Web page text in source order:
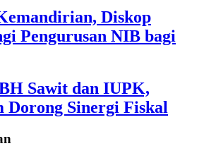
Diskop
Pengurusan NIB bagi
Sawit dan IUPK,
Dorong Sinergi Fiskal